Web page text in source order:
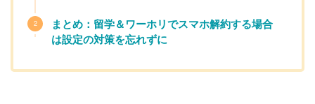
まとめ：留学＆ワーホリでスマホ解約する場合
は設定の対策を忘れずに